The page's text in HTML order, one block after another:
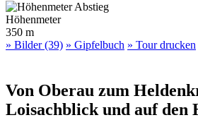
Höhenmeter
350 m
» Bilder (39) » Gipfelbuch » Tour drucken
Von Oberau zum
Loisachblick und auf den